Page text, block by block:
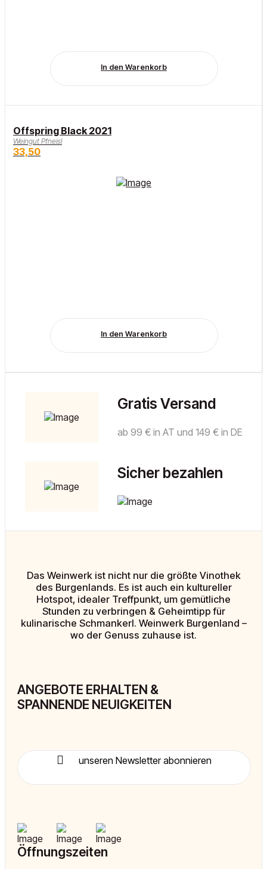
In den Warenkorb
Offspring Black 2021
Weingut Pfneisl
33,50
In den Warenkorb
Gratis Versand
ab 99 € in AT und 149 € in DE
Sicher bezahlen
Das Weinwerk ist nicht nur die größte Vinothek
des Burgenlands. Es ist auch ein kultureller
Hotspot, idealer Treffpunkt, um gemütliche
Stunden zu verbringen & Geheimtipp für
kulinarische Schmankerl. Weinwerk Burgenland –
wo der Genuss zuhause ist.
ANGEBOTE ERHALTEN &
SPANNENDE NEUIGKEITEN
unseren Newsletter abonnieren
Öffnungszeiten